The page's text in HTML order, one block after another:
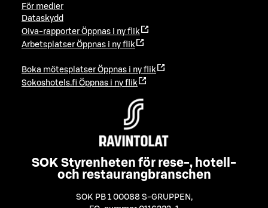
För medier
Dataskydd
Oiva-rapporter Öppnas i ny flik
Arbetsplatser Öppnas i ny flik
Boka mötesplatser Öppnas i ny flik
Sokoshotels.fi Öppnas i ny flik
SOK Styrenheten för rese-, hotell-
och restaurangbranschen
SOK PB 1 00088 S-GRUPPEN ,